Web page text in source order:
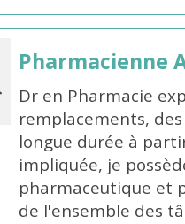
Pharmacienne
Dr en Pharmacie
remplacements,
longue durée à
impliquée, je
pharmaceutique et
de l'ensemble des